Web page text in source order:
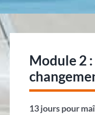
Module 2
13 jours pour